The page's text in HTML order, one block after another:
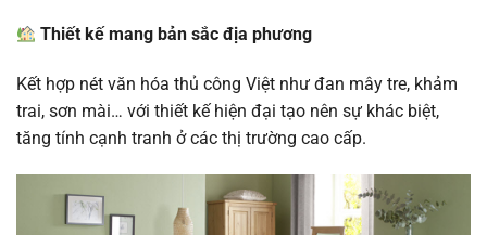
Thiết kế mang bản sắc địa phương
Kết hợp nét văn hóa thủ công Việt như đan mây tre, khảm
trai, sơn mài… với thiết kế hiện đại tạo nên sự khác biệt,
tăng tính cạnh tranh ở các thị trường cao cấp.